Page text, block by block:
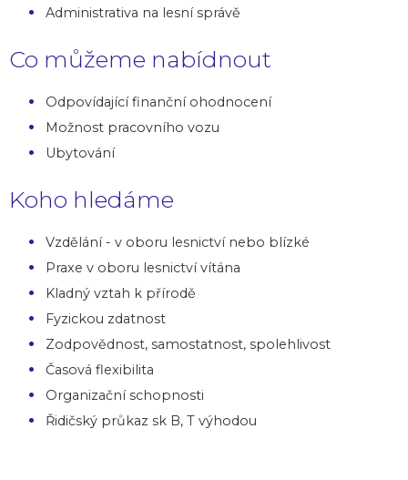
Administrativa na lesní správě
Co můžeme nabídnout
Odpovídající finanční ohodnocení
Možnost pracovního vozu
Ubytování
Koho hledáme
Vzdělání - v oboru lesnictví nebo blízké
Praxe v oboru lesnictví vítána
Kladný vztah k přírodě
Fyzickou zdatnost
Zodpovědnost, samostatnost, spolehlivost
Časová flexibilita
Organizační schopnosti
Řidičský průkaz sk B, T výhodou